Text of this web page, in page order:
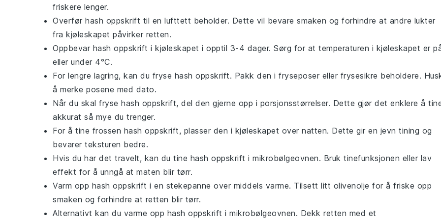
friskere lenger.
Overfør hash oppskrift til en lufttett beholder. Dette vil bevare smaken og forhindre at andre lukter
fra kjøleskapet påvirker retten.
Oppbevar hash oppskrift i kjøleskapet i opptil 3-4 dager. Sørg for at temperaturen i kjøleskapet er
eller under 4°C.
For lengre lagring, kan du fryse hash oppskrift. Pakk den i fryseposer eller frysesikre beholdere.
å merke posene med dato.
Når du skal fryse hash oppskrift, del den gjerne opp i porsjonsstørrelser. Dette gjør det enklere å
akkurat så mye du trenger.
For å tine frossen hash oppskrift, plasser den i kjøleskapet over natten. Dette gir en jevn tining og
bevarer teksturen bedre.
Hvis du har det travelt, kan du tine hash oppskrift i mikrobølgeovnen. Bruk tinefunksjonen eller lav
effekt for å unngå at maten blir tørr.
Varm opp hash oppskrift i en stekepanne over middels varme. Tilsett litt olivenolje for å friske opp
smaken og forhindre at retten blir tørr.
Alternativt kan du varme opp hash oppskrift i mikrobølgeovnen. Dekk retten med et